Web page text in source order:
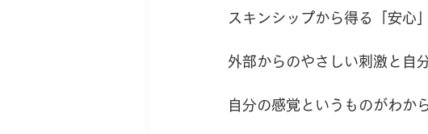
スキンシップから得る「安心
外部からのやさしい刺激と自
自分の感覚というものがわか